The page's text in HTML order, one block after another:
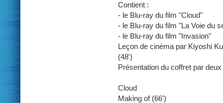
Contient :
- le Blu-ray du film "Cloud"
- le Blu-ray du film "La Voie du
- le Blu-ray du film "Invasion"
Leçon de cinéma par Kiyoshi
(48')
Présentation du coffret par
Cloud
Making of (66')